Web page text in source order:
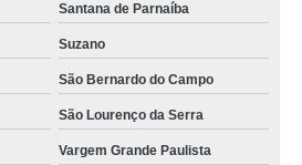
Santana de Parnaíba
Suzano
São Bernardo do Campo
São Lourenço da Serra
Vargem Grande Paulista